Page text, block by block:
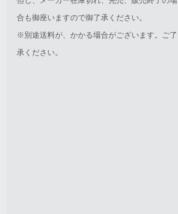
合も御座いますので御了承ください。
※別途送料が、かかる場合がございます。ご了
承ください。